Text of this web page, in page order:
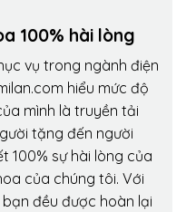
100% hài lòng
vụ trong ngành điện
hiểu mức độ
mình là truyền tải
tặng đến người
100% sự hài lòng của
của chúng tôi. Với
đều được hoàn lại